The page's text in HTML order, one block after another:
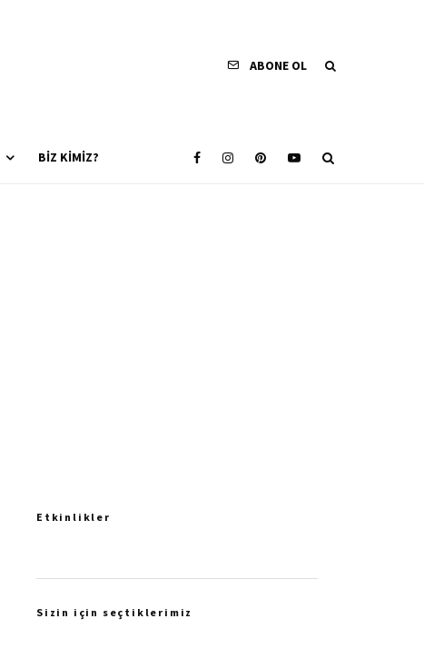
ABONE OL
BIZ KIMIZ?
Etkinlikler
Sizin için seçtiklerimiz